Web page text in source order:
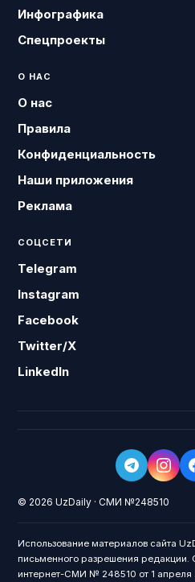
Инфографика
Спецпроекты
О НАС
О нас
Правила
Конфиденциальность
Наши приложения
Реклама
СОЦСЕТИ
Telegram
Instagram
Facebook
Twitter/X
LinkedIn
© 2026 UzDaily · СМИ №248510
Использование материалов сайта
письменного разрешения редакции.
интернет-СМИ № 248510 от 1 апреля